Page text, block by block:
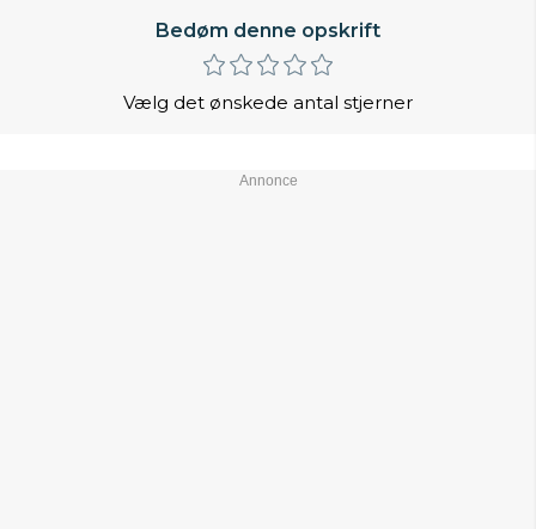
Bedøm denne opskrift
Vælg det ønskede antal stjerner